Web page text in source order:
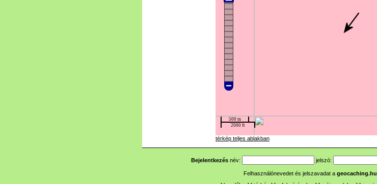
térkép teljes ablakban
Bejelentkezés név: jelszó:
Felhasználónevedet és jelszavadat a geocaching.hu